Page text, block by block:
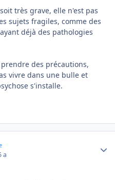
très grave, elle n'est pas
sujets fragiles, comme des
déjà des pathologies
des précautions,
vivre dans une bulle et
s'installe.
a